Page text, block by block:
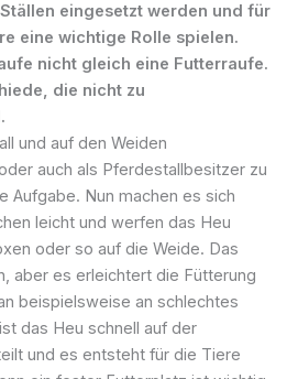
eingesetzt werden und für
eine wichtige Rolle spielen.
nicht gleich eine Futterraufe.
die nicht zu
und auf den Weiden
auch als Pferdestallbesitzer zu
Aufgabe. Nun machen es sich
leicht und werfen das Heu
oder so auf die Weide. Das
aber es erleichtert die Fütterung
beispielsweise an schlechtes
das Heu schnell auf der
und es entsteht für die Tiere